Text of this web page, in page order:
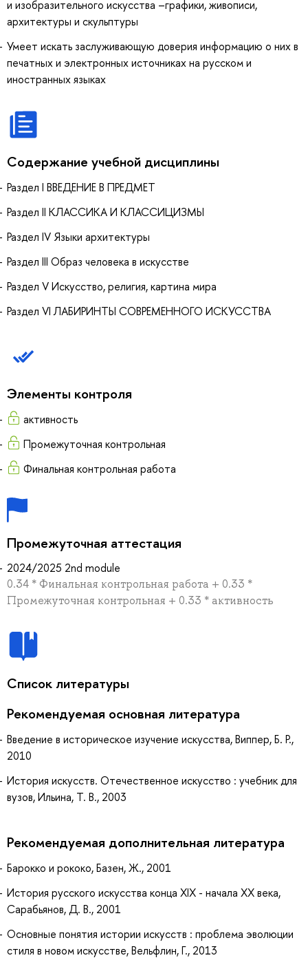
и изобразительного искусства –графики, живописи,
архитектуры и скульптуры
Умеет искать заслуживающую доверия информацию о них в
печатных и электронных источниках на русском и
иностранных языках
Содержание учебной дисциплины
Раздел I ВВЕДЕНИЕ В ПРЕДМЕТ
Раздел II КЛАССИКА И КЛАССИЦИЗМЫ
Раздел IV Языки архитектуры
Раздел III Образ человека в искусстве
Раздел V Искусство, религия, картина мира
Раздел VI ЛАБИРИНТЫ СОВРЕМЕННОГО ИСКУССТВА
Элементы контроля
активность
Промежуточная контрольная
Финальная контрольная работа
Промежуточная аттестация
2024/2025 2nd module
0.34 * Финальная контрольная работа + 0.33 *
Промежуточная контрольная + 0.33 * активность
Список литературы
Рекомендуемая основная литература
Введение в историческое изучение искусства, Виппер, Б. Р.,
2010
История искусств. Отечественное искусство : учебник для
вузов, Ильина, Т. В., 2003
Рекомендуемая дополнительная литература
Барокко и рококо, Базен, Ж., 2001
История русского искусства конца XIX - начала XX века,
Сарабьянов, Д. В., 2001
Основные понятия истории искусств : проблема эволюции
стиля в новом искусстве, Вельфлин, Г., 2013